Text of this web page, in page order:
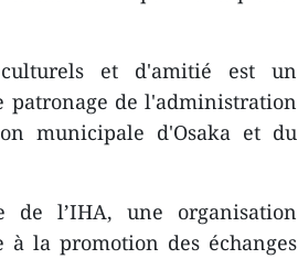
culturels et d'amitié est un
patronage de l'administration
municipale d'Osaka et du
de l’IHA, une organisation
la promotion des échanges